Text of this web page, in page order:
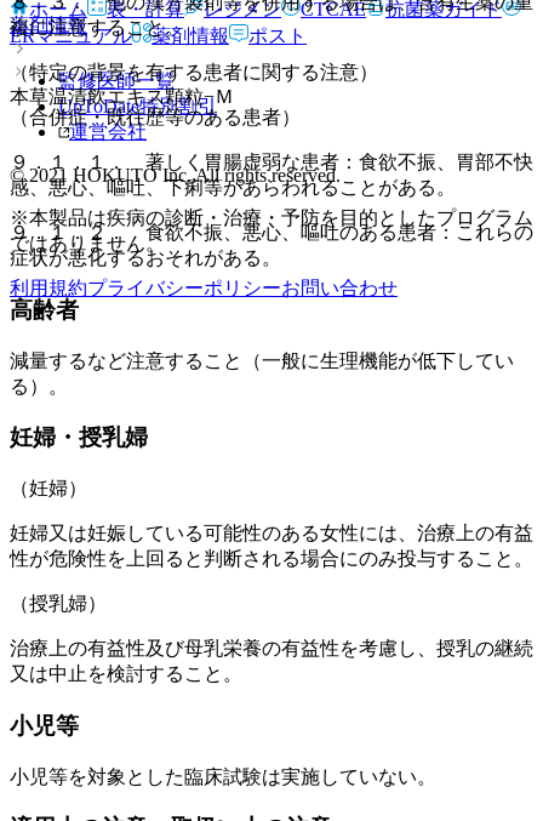
薬剤情報
本草温清飲エキス顆粒−Ｍ
複に注意すること。
（特定の背景を有する患者に関する注意）
（合併症・既往歴等のある患者）
９．１．１． 著しく胃腸虚弱な患者：食欲不振、胃部不快
感、悪心、嘔吐、下痢等があらわれることがある。
９．１．２． 食欲不振、悪心、嘔吐のある患者：これらの
症状が悪化するおそれがある。
高齢者
減量するなど注意すること（一般に生理機能が低下してい
る）。
妊婦・授乳婦
（妊婦）
妊婦又は妊娠している可能性のある女性には、治療上の有益
性が危険性を上回ると判断される場合にのみ投与すること。
（授乳婦）
治療上の有益性及び母乳栄養の有益性を考慮し、授乳の継続
又は中止を検討すること。
小児等
小児等を対象とした臨床試験は実施していない。
ホーム
表・計算 レジメン CTCAE
抗菌薬ガイド
ERマニュアル
薬剤情報 ポスト
監修医師一覧
UpToDate特別割引
運営会社
© 2021 HOKUTO Inc. All rights reserved.
※本製品は疾病の診断・治療・予防を目的としたプログラム
ではありません。
利用規約プライバシーポリシーお問い合わせ